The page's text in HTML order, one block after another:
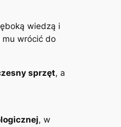
wiedzą i
mu wrócić do
sprzęt, a
, w